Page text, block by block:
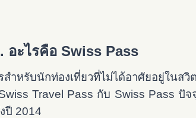
อะไรคือ Swiss Pass
สำหรับนักท่องเที่ยวที่ไม่ได้อาศัยอยู่ในสวิ
Travel Pass กับ Swiss Pass ปั
ปี 2014